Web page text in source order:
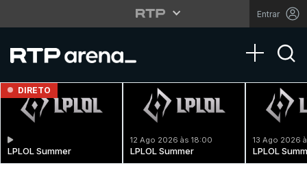
Entrar
Toggle
DIRETO
LPLOL Summer
12 Ago 2026 às 18:00
LPLOL Summer
13 Ago 2026
LPLOL